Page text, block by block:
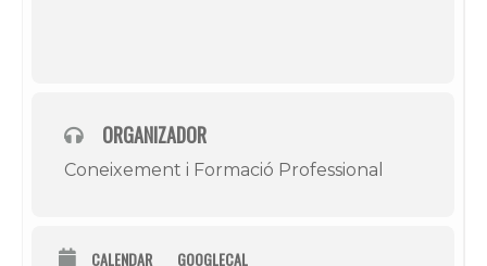
ORGANIZADOR
Coneixement i Formació Professional
CALENDAR GOOGLECAL